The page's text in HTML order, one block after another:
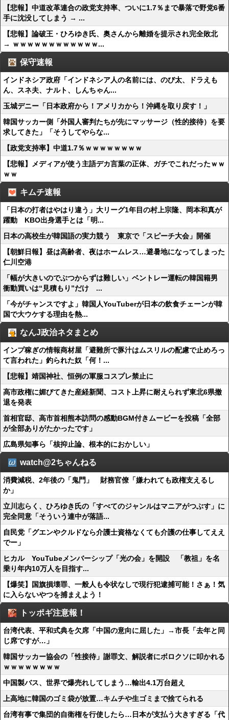
【悲報】中道改革連合の政党支持率、ついに1.7％まで暴落で野党6番
手に沈没してしまう → ...
【悲報】論破王・ひろゆき氏、奥さんから離婚を提示され完全敗北
→ ｗｗｗｗｗｗｗｗｗｗｗｗ...
保守速報
インドネシア政府「インドネシア人の名前には、のび太、ドラえも
ん、スネ夫、ナルト、しんちゃん...
玉城デニー「日本政府から！アメリカから！沖縄を取り戻す！」
韓国サッカー側「外国人審判たちが先にマッサージ（性的接待）を要
求してきた」「そうしてやらな...
【政党支持率】中道1.7％ｗｗｗｗｗｗｗｗ
【悲報】メディアが使う主語デカ言葉の正体、ガチでこれだったｗｗ
ｗｗ
キムチ速報
「日本の打者はやはり違う」大リーグ1年目の村上宗隆、岡本和真が
躍動 KBO出身選手とは「明...
日本の高校生が韓国語の実力競う 東京で「スピーチ大会」開催
【朝鮮日報】昼は高齢者、夜はホームレス…避暑地になってしまった
仁川空港
「幅が大きいのでぶつからずは難しい」ベントレー運転の韓国籍男
衝動買いは“見積もり”だけ ...
「今がチャンスですよ」韓国人YouTuberが日本の飲食チェーンが韓
国で大ウケする理由を熱...
なんJ政治ネタまとめ
インプ稼ぎの情報商材屋「避難所で豚汁はムスリルの配慮で止めろっ
て言われた」釣られた奴「何！...
【悲報】靖国神社、恒例の軍服コスプレ禁止に
高市政権に媚びてきた産経新聞、コスト上昇に耐えられず東北6県撤
退を発表
首相官邸、高市首相熊本訪問の感動BGM付きムービーを投稿「全部
が全部ありがたかったです」
広島県知事ら「核抑止論、根本的におかしい」
watch@2ちゃんねる
消費減税、2年後の「鬼門」 財務官僚「嫌われても政権支えるし
か」
立川志らく、ひろゆき氏の「すべてのジャンルはマニアがつぶす」に
完全同意「そういう連中が落語...
自民党「グエンやクルドなら介護士資格なくても介護の仕事してええ
でー」
ヒカル YouTubeメンバーシップ「光の会」を開設 「教祖」を名
乗り年内10万人を目指す...
【爆笑】国旗損壊罪、一般人も令状なしで現行犯逮捕可能！さぁ！気
に入らないやつを捕まえよう！
トッポギ注意報！
台湾代表、平和式典を欠席「中国の意向に屈した」→市長「去年と同
じ席ですが…」
韓国サッカー協会の「性接待」謝罪文、解説者にボロクソに叩かれる
ｗｗｗｗｗｗｗｗ
中国製バス、世界で爆売れしてしまう…輸出4.1万台超え
上高地に韓国のゴミ袋が放置…キムチや生ゴミまで捨てられる
台湾有事で集団的自衛権を行使したら…日本が支払う大きすぎる「代